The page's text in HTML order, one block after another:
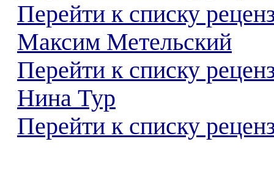
Перейти к списку
Максим Метельский
Перейти к списку
Нина Тур
Перейти к списку